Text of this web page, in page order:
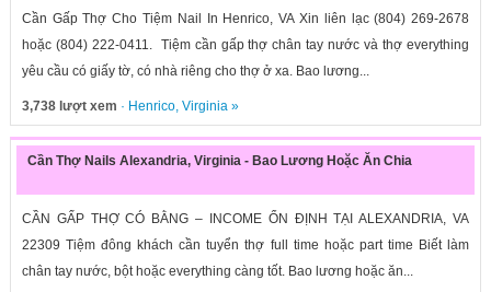
Cần Gấp Thợ Cho Tiệm Nail In Henrico, VA Xin liên lạc (804) 269-2678
hoặc (804) 222-0411. Tiệm cần gấp thợ chân tay nước và thợ everything
yêu cầu có giấy tờ, có nhà riêng cho thợ ở xa. Bao lương...
3,738 lượt xem · Henrico, Virginia»
Cần Thợ Nails Alexandria, Virginia - Bao Lương Hoặc Ăn Chia
CẦN GẤP THỢ CÓ BẰNG – INCOME ỔN ĐỊNH TẠI ALEXANDRIA, VA
22309 Tiệm đông khách cần tuyển thợ full time hoặc part time Biết làm
chân tay nước, bột hoặc everything càng tốt. Bao lương hoặc ăn...